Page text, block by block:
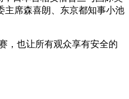
主席森喜朗、东京都知事小池
，也让所有观众享有安全的